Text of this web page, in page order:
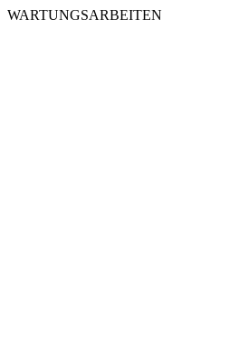
WARTUNGSARBEITEN